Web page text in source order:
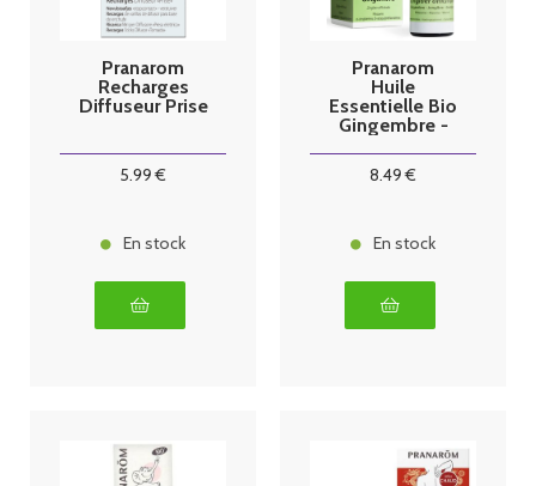
Pranarom
Recharges
Diffuseur Prise
5.99 €
En stock
Pranarom
Huile
Essentielle Bio
Gingembre -
8.49 €
En stock